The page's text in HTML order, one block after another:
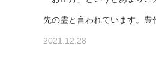
先の霊と言われています。豊
2021.12.28